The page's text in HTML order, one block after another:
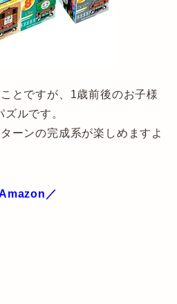
とですが、1歳前後のお子様
ルです。
ーンの完成系が楽しめますよ
／